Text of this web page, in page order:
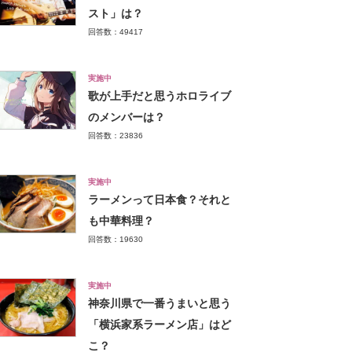
スト」は？
回答数：49417
実施中
歌が上手だと思うホロライブ
のメンバーは？
回答数：23836
実施中
ラーメンって日本食？それと
も中華料理？
回答数：19630
実施中
神奈川県で一番うまいと思う
「横浜家系ラーメン店」はど
こ？